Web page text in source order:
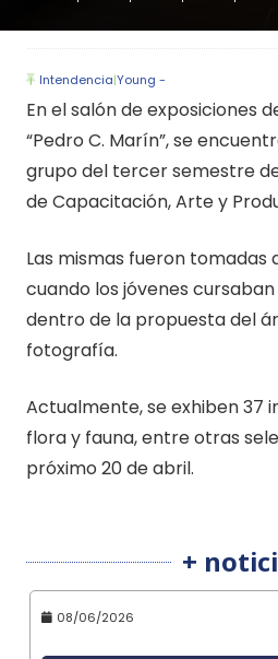
Intendencia|Young -
En el salón de exposiciones
“Pedro C. Marín”, se
grupo del tercer semestre
de Capacitación, Arte y
Las mismas fueron tomadas
cuando los jóvenes
dentro de la propuesta del
fotografía.
Actualmente, se exhiben 37
flora y fauna, entre otras
próximo 20 de abril.
+
08/06/2026